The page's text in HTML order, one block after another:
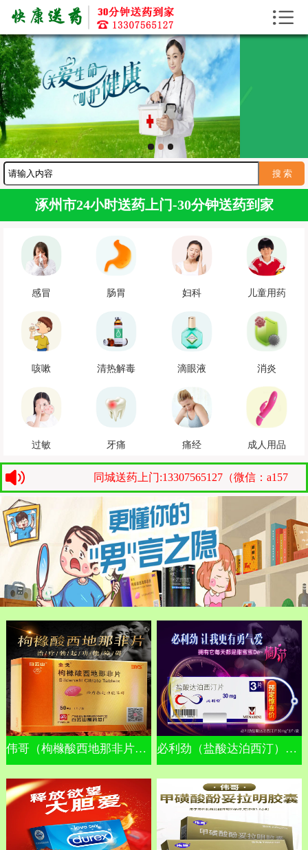
送药上门
送药资讯
寻医问药
护工服务

涿州市24小时送药上门-30分钟送药到家
感冒 肠胃 妇科 儿童用药
咳嗽 清热解毒 滴眼液 消炎
过敏 牙痛 痛经 成人用品
同城送药上门:13307565127（微信：a157bt ）
伟哥（枸橼酸西地那非片）金戈 必利劲（盐酸达泊西汀）早泄